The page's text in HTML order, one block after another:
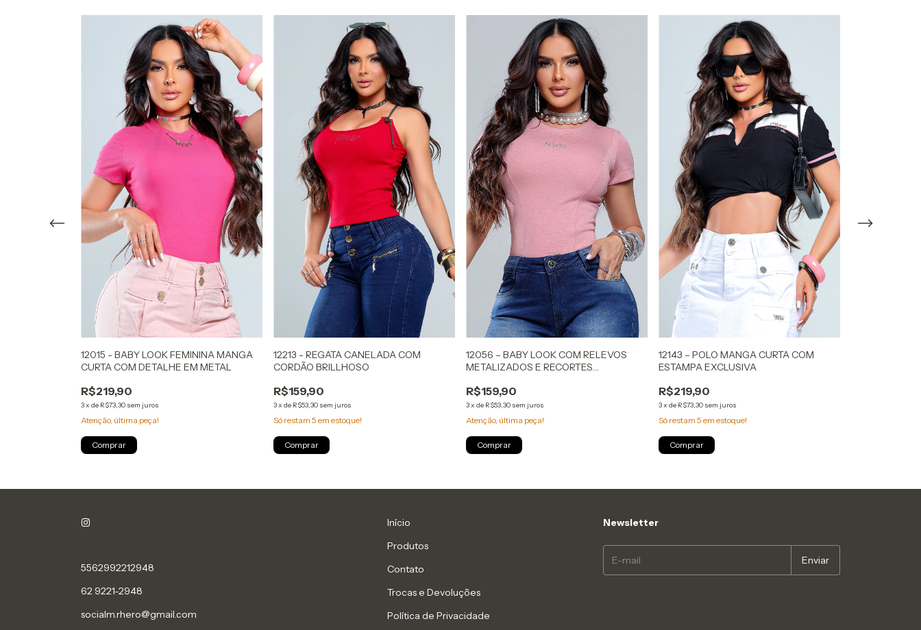
12015 - BABY LOOK FEMININA MANGA
CURTA COM DETALHE EM METAL
R$219,90
3x de R$73,30 sem juros
Atenção, última peça!
Comprar
12213 - REGATA CANELADA COM
CORDÃO BRILLHOSO
R$159,90
3x de R$53,30 sem juros
Só restam 5 em estoque!
Comprar
12056 – BABY LOOK COM RELEVOS
METALIZADOS E RECORTES
R$159,90
3x de R$53,30 sem juros
Atenção, última peça!
Comprar
12143 – POLO MANGA CURTA COM
ESTAMPA EXCLUSIVA
R$219,90
3x de R$73,30 sem juros
Só restam 5 em estoque!
Comprar
5562992212948
62 9221-2948
socialm.rhero@gmail.com
Início
Produtos
Contato
Trocas e Devoluções
Política de Privacidade
Newsletter